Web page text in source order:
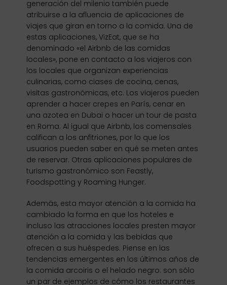
generación del milenio también puede
atribuirse a la afluencia de aplicaciones de
viajes que giran en torno a la comida. Una de
estas aplicaciones, VizEat, que se ha
denominado «el Airbnb de las comidas
locales», pone en contacto a los viajeros con
los locales que organizan experiencias
culinarias, como clases de cocina, cenas,
visitas gastronómicas, etc. Los viajeros pueden
aprender a hacer crepes en París, cenar en
una azotea en Dubai o hacer un tour de pasta
en Roma. Al igual que Airbnb, los comensales
califican a los anfitriones, por lo que los
usuarios pueden saber en qué se meten antes
de reservar. Otras aplicaciones populares de
turismo gastronómico son Feastly,
Foodspotting y Roaming Hunger.
Además, esta mayor atención a la comida ha
cambiado la forma en que los hoteles e
incluso las atracciones locales presten mayor
atención a la comida y las bebidas que
ofrecen a sus huéspedes. Piense en las
tendencias emergentes en los últimos años de
la comida arcoiris o el helado negro: son sólo
un par de ejemplos de cómo los restaurantes